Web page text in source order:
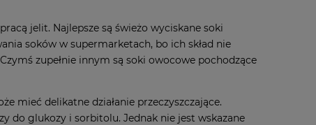
jelit. Najlepsze są świeżo wyciskane soki
soków w supermarketach, bo ich skład nie
zupełnie innym są soki owocowe pochodzące
mieć delikatne działanie przeczyszczające.
do glukozy i sorbitolu. Jednak nie jest wskazane